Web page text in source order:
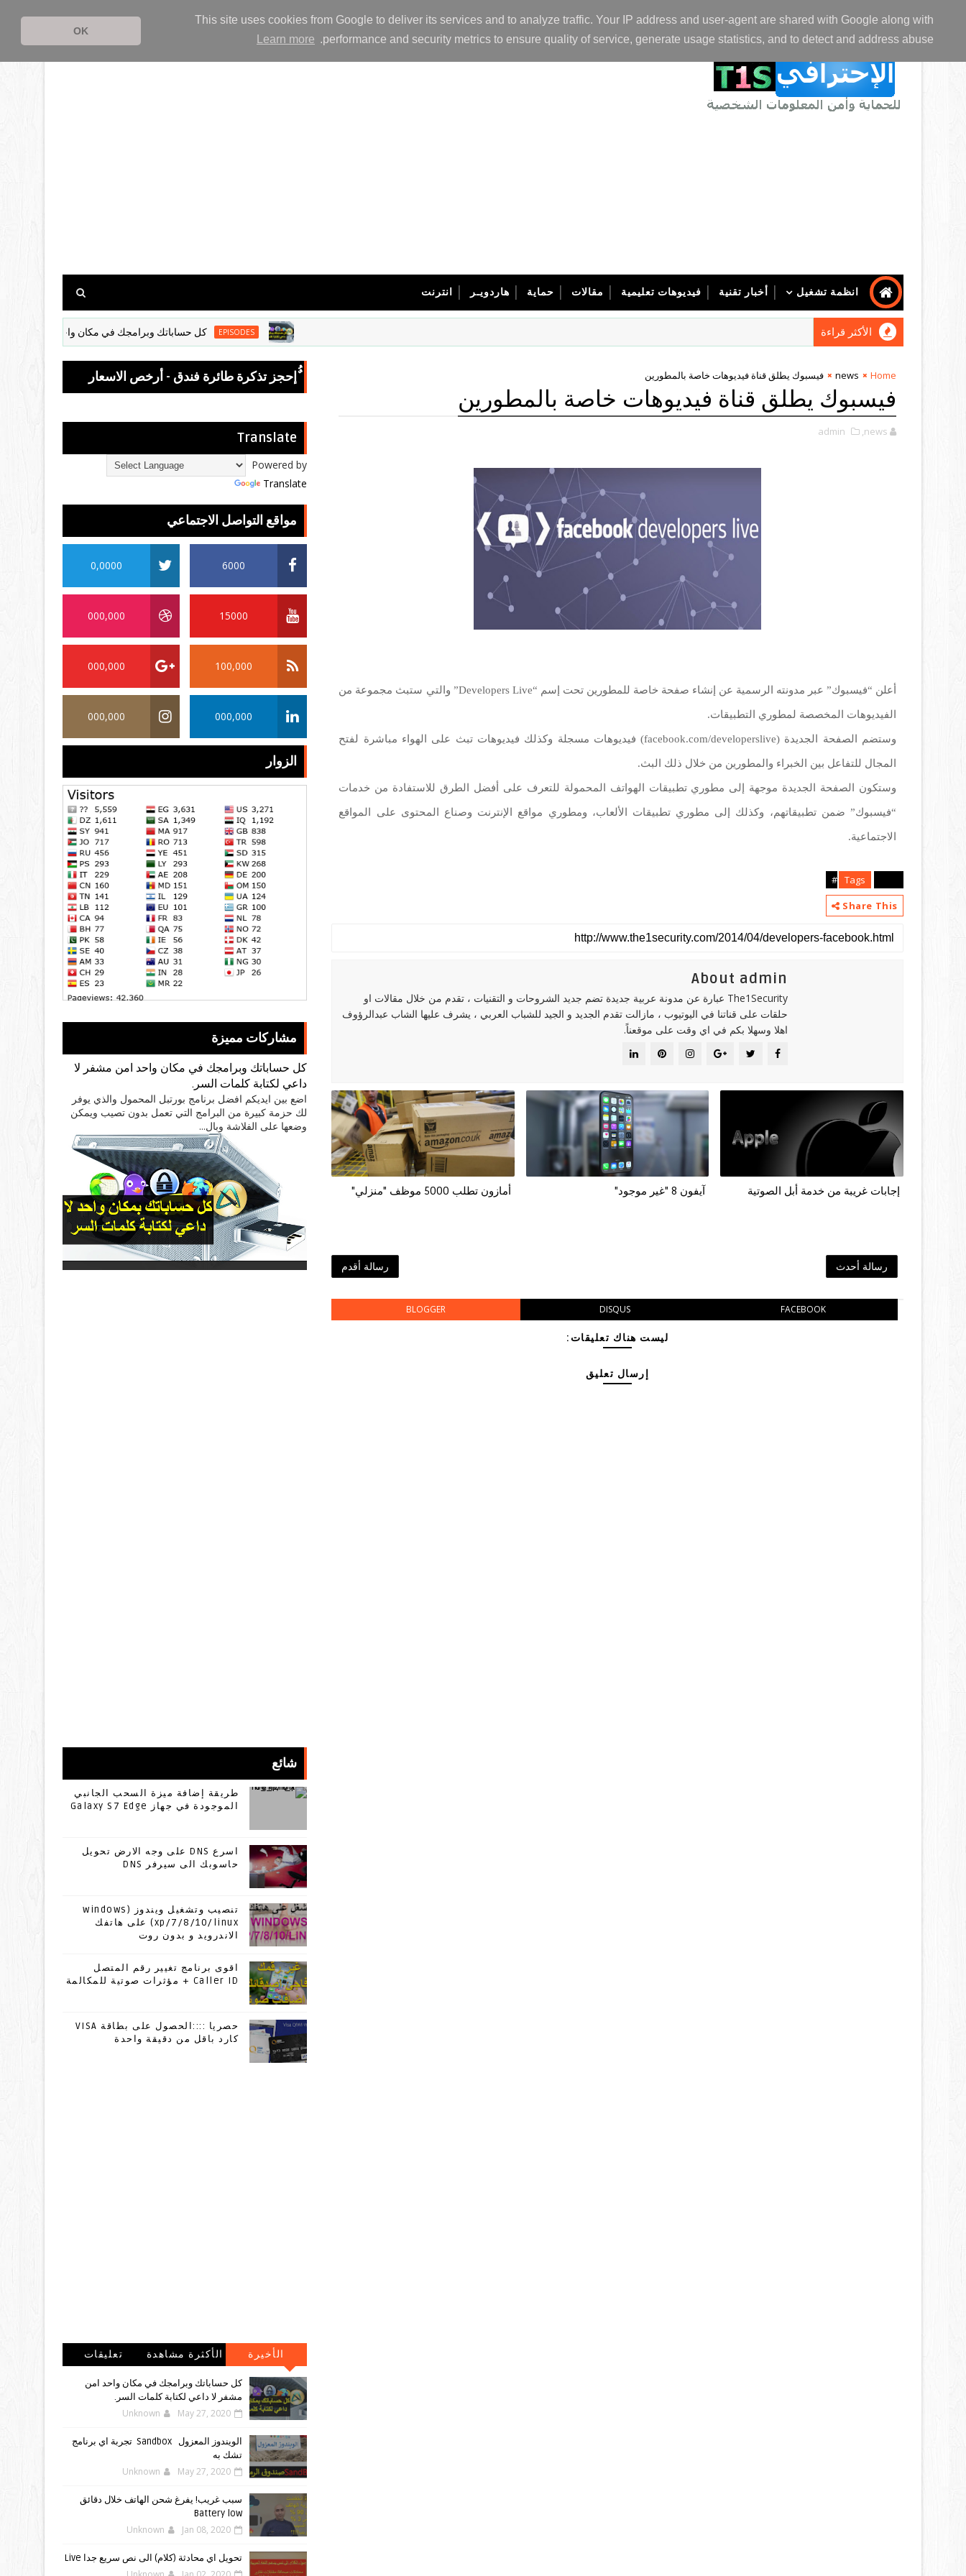
This site uses cookies from Google to deliver its services and to analyze traffic. Your IP address and user-agent are shared with Google along with
performance and security metrics to ensure quality of service, generate usage statistics, and to detect and address abuse.
Learn more
OK
الصفحة الرئيسية عن المدونة
انظمة تشغيل أخبار تقنية فيديوهات تعليمية مقالات حماية هاردويـر انترنت
الأكثر قراءة EPISODES كل حساباتك وبرامجك في مكان واحد امن مشفر لا داعي
Home
news فيسبوك يطلق قناة فيديوهات خاصة بالمطورين
فيسبوك يطلق قناة فيديوهات خاصة بالمطورين
admin ,news
أعلن “فيسبوك” عبر مدونته الرسمية عن إنشاء صفحة خاصة للمطورين تحت إسم “Developers Live” والتي ستبث مجموعة من
الفيديوهات المخصصة لمطوري التطبيقات.
وستضم الصفحة الجديدة (facebook.com/developerslive) فيديوهات مسجلة وكذلك فيديوهات تبث على الهواء مباشرة لفتح
المجال للتفاعل بين الخبراء والمطورين من خلال ذلك البث.
وستكون الصفحة الجديدة موجهة إلى مطوري تطبيقات الهواتف المحمولة للتعرف على أفضل الطرق للاستفادة من خدمات
“فيسبوك” ضمن تطبيقاتهم، وكذلك إلى مطوري تطبيقات الألعاب، ومطوري مواقع الإنترنت وصناع المحتوى على المواقع
الاجتماعية.
Tags
Share This
About admin
The1Security عبارة عن مدونة عربية جديدة تضم جديد الشروحات و التقنيات ، تقدم من خلال مقالات او
حلقات على قناتنا في اليوتيوب ، مازالت تقدم الجديد و الجيد للشباب العربي ، يشرف عليها الشاب عبدالرؤوف
اهلا وسهلا بكم في اي وقت على موقعناً.
أمازون تطلب 5000 موظف "منزلي" آيفون 8 "غير موجود" إجابات غريبة من خدمة أبل الصوتية
رسالة أحدث رسالة أقدم
BLOGGER DISQUS FACEBOOK
ليست هناك تعليقات:
إرسال تعليق
ٌُإحجز تذكرة طائرة فندق - أرخص الاسعار
Translate
Powered by
Translate
مواقع التواصل الاجتماعي
6000
0,0000
15000
000,000
100,000
000,000
000,000
000,000
الزوار
مشاركات مميزة
كل حساباتك وبرامجك في مكان واحد امن مشفر لا
داعي لكتابة كلمات السر.
اضع بين ايديكم افضل برنامج بورتبل المحمول والذي يوفر
لك حزمة كبيرة من البرامج التي تعمل بدون تصيب ويمكن
وضعها على الفلاشة وبال...
شائع
طريقة إضافة ميزة السحب الجانبي
الموجودة في جهاز Galaxy S7 Edge
اسرع DNS على وجه الارض تحويل
حاسوبك الى سيرفر DNS
تنصيب وتشغيل ويندوز (windows
xp/7/8/10/linux) على هاتفك
الاندرويد و بدون روت
اقوى برنامج تغيير رقم المتصل
Caller ID + مؤثرات صوتية للمكالمة
حصريا ::::الحصول على بطاقة VISA
كارد باقل من دقيقة واحدة
الأخيرة الأكثرة مشاهدة تعليقات
كل حساباتك وبرامجك في مكان واحد امن
مشفر لا داعي لكتابة كلمات السر.
Unknown May 27, 2020
الويندوز ‏المعزول ‏Sandbox ‎ ‎ ‏ ‏تجربة ‏اي ‏برنامج
‏تشك ‏به
Unknown May 27, 2020
سبب غريب! يفرغ شحن الهاتف خلال دقائق
Battery low
Unknown Jan 08, 2020
تحويل اي محادثة (كلام) الى نص سريع جدا Live